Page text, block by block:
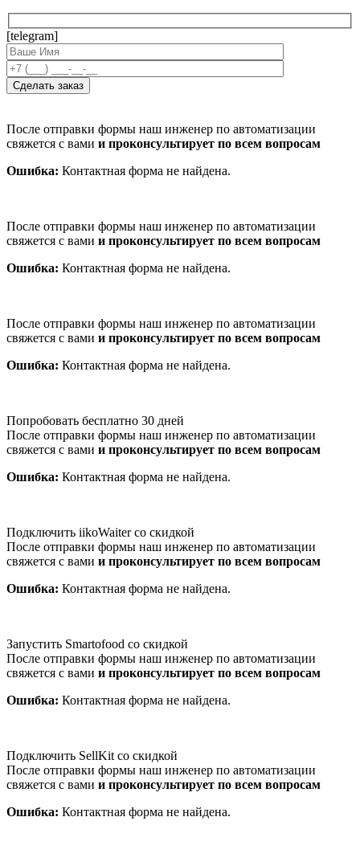
[telegram]
После отправки формы наш инженер по автоматизации
свяжется с вами и проконсультирует по всем вопросам
Ошибка: Контактная форма не найдена.
После отправки формы наш инженер по автоматизации
свяжется с вами и проконсультирует по всем вопросам
Ошибка: Контактная форма не найдена.
После отправки формы наш инженер по автоматизации
свяжется с вами и проконсультирует по всем вопросам
Ошибка: Контактная форма не найдена.
Попробовать бесплатно 30 дней
После отправки формы наш инженер по автоматизации
свяжется с вами и проконсультирует по всем вопросам
Ошибка: Контактная форма не найдена.
Подключить iikoWaiter со скидкой
После отправки формы наш инженер по автоматизации
свяжется с вами и проконсультирует по всем вопросам
Ошибка: Контактная форма не найдена.
Запустить Smartofood со скидкой
После отправки формы наш инженер по автоматизации
свяжется с вами и проконсультирует по всем вопросам
Ошибка: Контактная форма не найдена.
Подключить SellKit со скидкой
После отправки формы наш инженер по автоматизации
свяжется с вами и проконсультирует по всем вопросам
Ошибка: Контактная форма не найдена.